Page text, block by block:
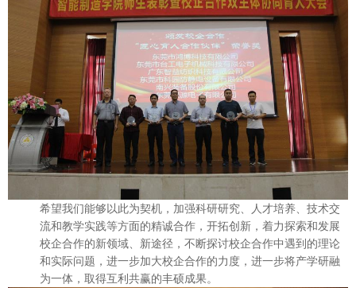
希望我们能够以此为契机，加强科研研究、人才培养、技术交
流和教学实践等方面的精诚合作，开拓创新，着力探索和发展
校企合作的新领域、新途径，不断探讨校企合作中遇到的理论
和实际问题，进一步加大校企合作的力度，进一步将产学研融
为一体，取得互利共赢的丰硕成果。